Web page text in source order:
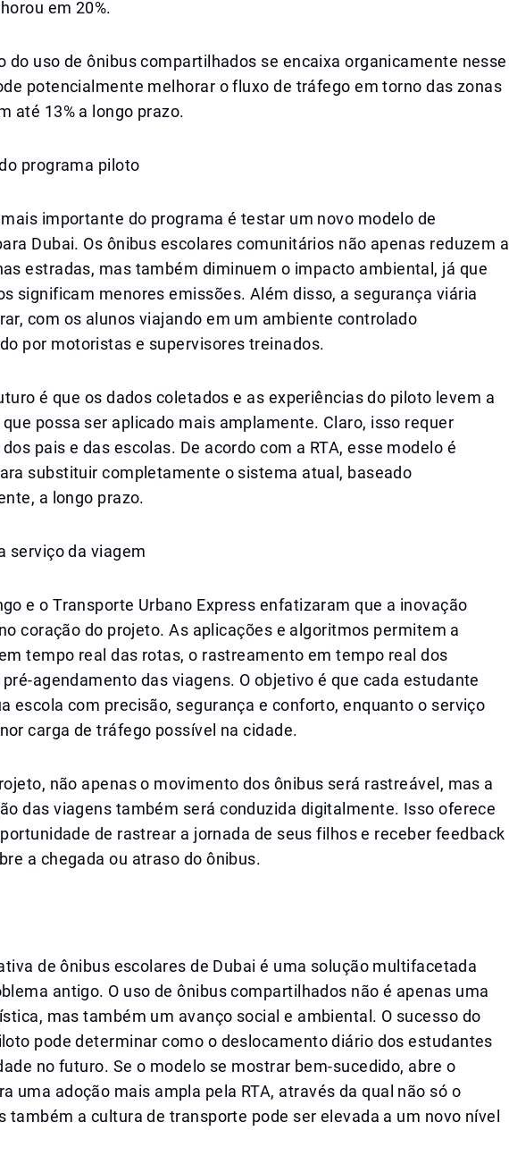
em 20%.
do uso de ônibus compartilhados se encaixa organicamente nesse
potencialmente melhorar o fluxo de tráfego em torno das zonas
até 13% a longo prazo.
programa piloto
importante do programa é testar um novo modelo de
Dubai. Os ônibus escolares comunitários não apenas reduzem a
estradas, mas também diminuem o impacto ambiental, já que
significam menores emissões. Além disso, a segurança viária
com os alunos viajando em um ambiente controlado
por motoristas e supervisores treinados.
é que os dados coletados e as experiências do piloto levem a
possa ser aplicado mais amplamente. Claro, isso requer
pais e das escolas. De acordo com a RTA, esse modelo é
substituir completamente o sistema atual, baseado
a longo prazo.
serviço da viagem
e o Transporte Urbano Express enfatizaram que a inovação
coração do projeto. As aplicações e algoritmos permitem a
tempo real das rotas, o rastreamento em tempo real dos
agendamento das viagens. O objetivo é que cada estudante
escola com precisão, segurança e conforto, enquanto o serviço
carga de tráfego possível na cidade.
não apenas o movimento dos ônibus será rastreável, mas a
das viagens também será conduzida digitalmente. Isso oferece
de rastrear a jornada de seus filhos e receber feedback
a chegada ou atraso do ônibus.
de ônibus escolares de Dubai é uma solução multifacetada
antigo. O uso de ônibus compartilhados não é apenas uma
mas também um avanço social e ambiental. O sucesso do
pode determinar como o deslocamento diário dos estudantes
no futuro. Se o modelo se mostrar bem-sucedido, abre o
uma adoção mais ampla pela RTA, através da qual não só o
também a cultura de transporte pode ser elevada a um novo nível